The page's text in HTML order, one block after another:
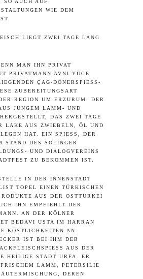
AUF KUL
WIE DEM NOR
LIEGT ZWEI TAGE LANG I
MAN IHN PRIVAT
PRIVATMANN AVNI YÜCE
ÇAG-DÖNERSPIESS-G
ZUBEREITUNGSART S
REGION UM ERZURUM. DER S
JUNGEM LAMM- UND RI
DAS ZWEI TAGE LA
AUS ZWIEBELN, ÖL UND GE
HAT. EIN SPIESS, DER EBE
DES SOLINGER SPE
UND DIALOGVEREINS BEI
ZU BEKOMMEN IST.
IN DER INNENSTADT
TOPEL EINEN TÜRKISCHEN
AUS DER OSTTÜRKEI
IHN EMPFIEHLT DER
AN DER KÖLNER
BEDAVI USTA IM HARRAN D
AN. B
IST BEI IHM DER A
AUS DER RE
STADT URFA. ER BE
LAMM, PETERSILIE UN
DEREN ZU